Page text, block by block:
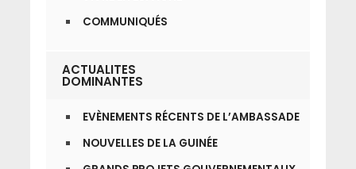
COMMUNIQUÉS
ACTUALITES
DOMINANTES
EVÈNEMENTS RÉCENTS DE L’AMBASSADE
NOUVELLES DE LA GUINÉE